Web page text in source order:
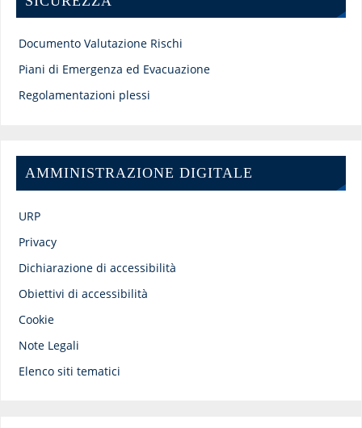
Documento Valutazione Rischi
Piani di Emergenza ed Evacuazione
Regolamentazioni plessi
AMMINISTRAZIONE DIGITALE
URP
Privacy
Dichiarazione di accessibilità
Obiettivi di accessibilità
Cookie
Note Legali
Elenco siti tematici